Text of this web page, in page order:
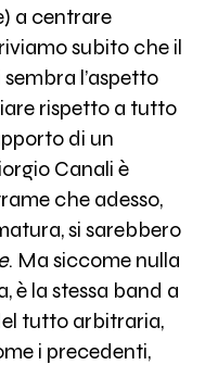
a centrare
subito che il
l’aspetto
rispetto a tutto
di un
Canali è
che adesso,
si sarebbero
. Ma siccome nulla
è la stessa band a
tutto arbitraria,
i precedenti,